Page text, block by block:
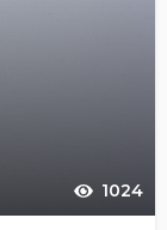
1024